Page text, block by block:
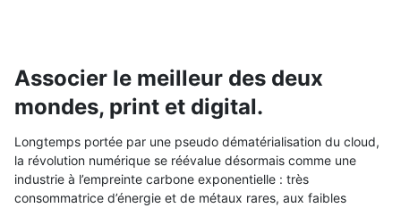
Associer le meilleur des deux
mondes, print et digital.
Longtemps portée par une pseudo dématérialisation du cloud,
la révolution numérique se réévalue désormais comme une
industrie à l’empreinte carbone exponentielle : très
consommatrice d’énergie et de métaux rares, aux faibles